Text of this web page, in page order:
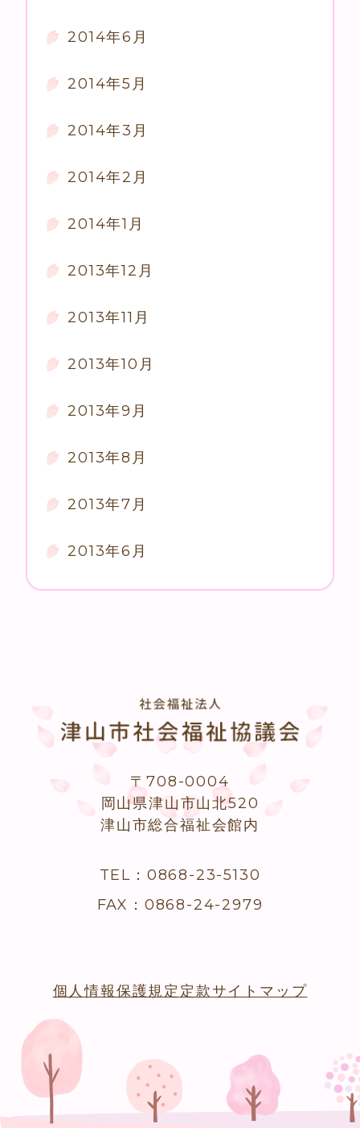
2014年6月
2014年5月
2014年3月
2014年2月
2014年1月
2013年12月
2013年11月
2013年10月
2013年9月
2013年8月
2013年7月
2013年6月
〒708-0004
岡山県津山市山北520
津山市総合福祉会館内
TEL：0868-23-5130
FAX：0868-24-2979
個人情報保護規定 定款サイトマップ